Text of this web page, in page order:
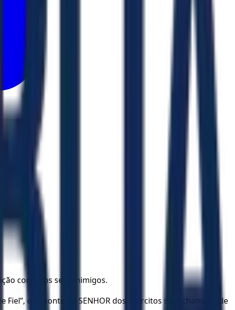
contra os seus inimigos.
Fiel”, e o monte do SENHOR dos Exércitos será chamado de